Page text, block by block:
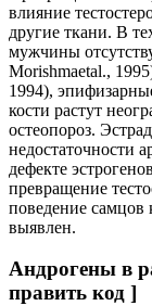
влияние
другие ткани. В
мужчины
Morishmaetal.,
1994),
кости растут
остеопороз.
недостаточности
дефекте
превращение
поведение
выявлен.
Андрогены в
править код ]